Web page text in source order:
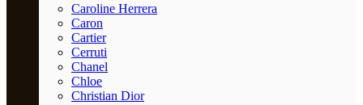
Caroline Herrera
Caron
Cartier
Cerruti
Chanel
Chloe
Christian Dior